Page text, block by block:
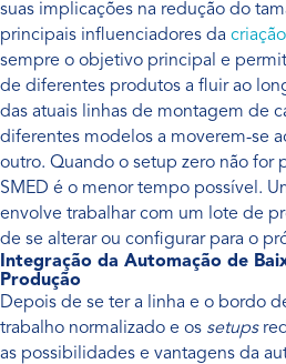
suas implicações na redução do
principais influenciadores da
sempre o objetivo principal e
de diferentes produtos a fluir ao
das atuais linhas de montagem de
diferentes modelos a moverem-se
outro. Quando o setup zero não for
SMED é o menor tempo possível.
envolve trabalhar com um lote de
de se alterar ou configurar para o
Integração da Automação de
Produção
Depois de se ter a linha e o bordo
trabalho normalizado e os setups
as possibilidades e vantagens da